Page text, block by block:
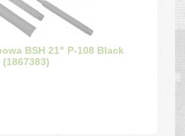
BSH 21" P-108 Black
(1867383)